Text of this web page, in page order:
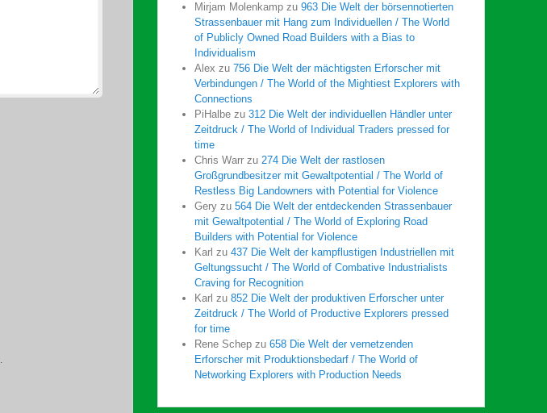
Mirjam Molenkamp zu 963 Die Welt der börsennotierten
Strassenbauer mit Hang zum Individuellen / The World
of Publicly Owned Road Builders with a Bias to
Individualism
Alex zu 756 Die Welt der mächtigsten Erforscher mit
Verbindungen / The World of the Mightiest Explorers with
Connections
PiHalbe zu 312 Die Welt der individuellen Händler unter
Zeitdruck / The World of Individual Traders pressed for
time
Chris Warr zu 274 Die Welt der rastlosen
Großgrundbesitzer mit Gewaltpotential / The World of
Restless Big Landowners with Potential for Violence
Gery zu 564 Die Welt der entdeckenden Strassenbauer
mit Gewaltpotential / The World of Exploring Road
Builders with Potential for Violence
Karl zu 437 Die Welt der kampflustigen Industriellen mit
Geltungssucht / The World of Combative Industrialists
Craving for Recognition
Karl zu 852 Die Welt der produktiven Erforscher unter
Zeitdruck / The World of Productive Explorers pressed
for time
Rene Schep zu 658 Die Welt der vernetzenden
Erforscher mit Produktionsbedarf / The World of
Networking Explorers with Production Needs